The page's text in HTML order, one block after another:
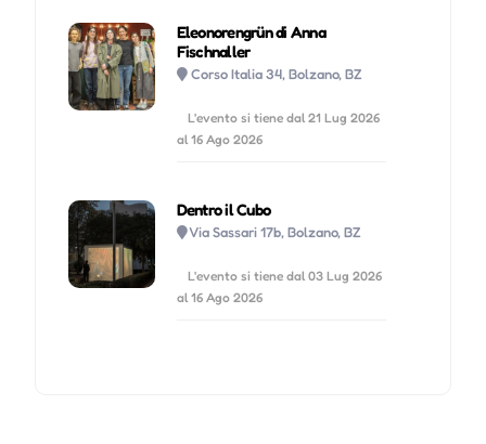
Eleonorengrün di Anna
Fischnaller
Corso Italia 34, Bolzano, BZ
L'evento si tiene dal 21 Lug 2026
al 16 Ago 2026
Dentro il Cubo
Via Sassari 17b, Bolzano, BZ
L'evento si tiene dal 03 Lug 2026
al 16 Ago 2026